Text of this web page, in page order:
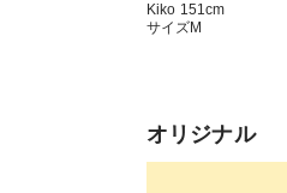
Kiko 151cm
サイズM
オリジナル